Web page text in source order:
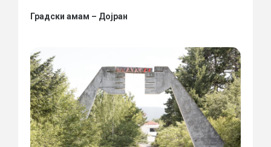
Градски амам – Дојран